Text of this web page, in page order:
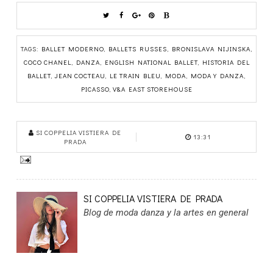
TAGS: BALLET MODERNO BALLETS RUSSES BRONISLAVA NIJINSKA
COCO CHANEL
DANZA ENGLISH NATIONAL BALLET, HISTORIA DEL
BALLET, JEAN COCTEAU LE TRAIN BLEU MODA MODA Y DANZA
PICASSO, V&A EAST STOREHOUSE
SI COPPELIA VISTIERA DE
PRADA
13:31
SI COPPELIA VISTIERA DE PRADA
Blog de moda danza y la artes en general